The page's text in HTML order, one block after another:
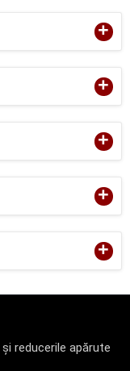
+
+
+
+
+
reducerile apărute